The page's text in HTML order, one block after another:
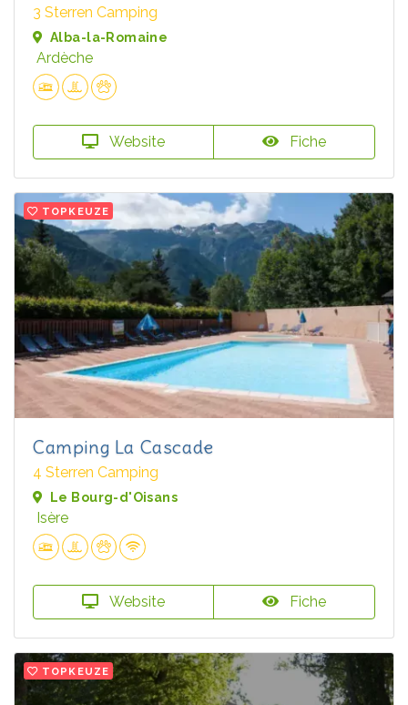
3 Sterren Camping
Alba-la-Romaine
Ardèche
Website Fiche
TOPKEUZE
Camping La Cascade
4 Sterren Camping
Le Bourg-d'Oisans
Isère
Website Fiche
TOPKEUZE